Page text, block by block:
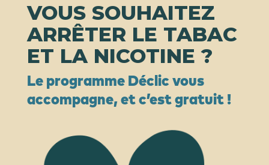
VOUS SOUHAITEZ
ARRÊTER LE TABAC
ET LA NICOTINE ?
Le programme Déclic vous
accompagne, et c’est gratuit !